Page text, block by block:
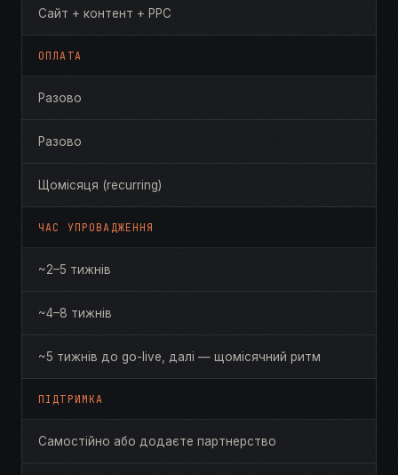
Сайт + контент + PPC
ОПЛАТА
Разово
Разово
Щомісяця (recurring)
ЧАС УПРОВАДЖЕННЯ
~2–5 тижнів
~4–8 тижнів
~5 тижнів до go-live, далі — щомісячний ритм
ПІДТРИМКА
Самостійно або додаєте партнерство